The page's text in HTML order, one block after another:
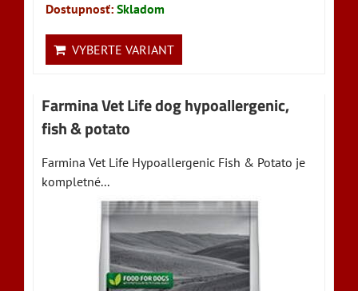
Dostupnosť: Skladom
VYBERTE VARIANT
Farmina Vet Life dog hypoallergenic,
fish & potato
Farmina Vet Life Hypoallergenic Fish & Potato je
kompletné...